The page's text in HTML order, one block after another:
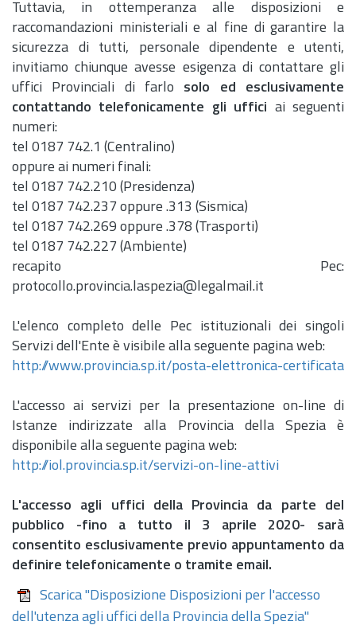
Tuttavia, in ottemperanza alle disposizioni e
raccomandazioni ministeriali e al fine di garantire la
sicurezza di tutti, personale dipendente e utenti,
invitiamo chiunque avesse esigenza di contattare gli
uffici Provinciali di farlo solo ed esclusivamente
contattando telefonicamente gli uffici ai seguenti
numeri:
tel 0187 742.1 (Centralino)
oppure ai numeri finali:
tel 0187 742.210 (Presidenza)
tel 0187 742.237 oppure .313 (Sismica)
tel 0187 742.269 oppure .378 (Trasporti)
tel 0187 742.227 (Ambiente)
recapito Pec:
protocollo.provincia.laspezia@legalmail.it
L'elenco completo delle Pec istituzionali dei singoli
Servizi dell'Ente è visibile alla seguente pagina web:
http://www.provincia.sp.it/posta-elettronica-certificata
L'accesso ai servizi per la presentazione on-line di
Istanze indirizzate alla Provincia della Spezia è
disponibile alla seguente pagina web:
http://iol.provincia.sp.it/servizi-on-line-attivi
L'accesso agli uffici della Provincia da parte del
pubblico -fino a tutto il 3 aprile 2020- sarà
consentito esclusivamente previo appuntamento da
definire telefonicamente o tramite email.
Scarica "Disposizione Disposizioni per l'accesso
dell'utenza agli uffici della Provincia della Spezia"